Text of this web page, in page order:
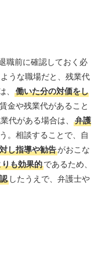
職前に確認しておく必
うな職場だと、残業代
、
働いた分の対価をし
金や残業代があること
代がある場合は、
弁護
。相談することで、自
し指導や勧告がおこな
も効果的であるため、
したうえで、弁護士や